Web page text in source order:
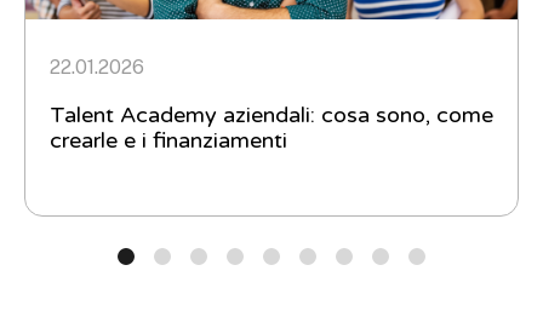
22.01.2026
Talent Academy aziendali: cosa sono, come
crearle e i finanziamenti